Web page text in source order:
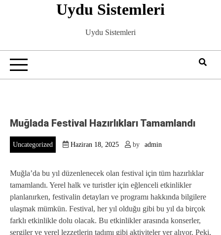
Uydu Sistemleri
Uydu Sistemleri
Muğlada Festival Hazırlıkları Tamamlandı
Uncategorized Haziran 18, 2025 by admin
Muğla’da bu yıl düzenlenecek olan festival için tüm hazırlıklar
tamamlandı. Yerel halk ve turistler için eğlenceli etkinlikler
planlanırken, festivalin detayları ve programı hakkında bilgilere
ulaşmak mümkün. Festival, her yıl olduğu gibi bu yıl da birçok
farklı etkinlikle dolu olacak. Bu etkinlikler arasında konserler,
sergiler ve yerel lezzetlerin tadımı gibi aktiviteler yer alıyor. Peki,